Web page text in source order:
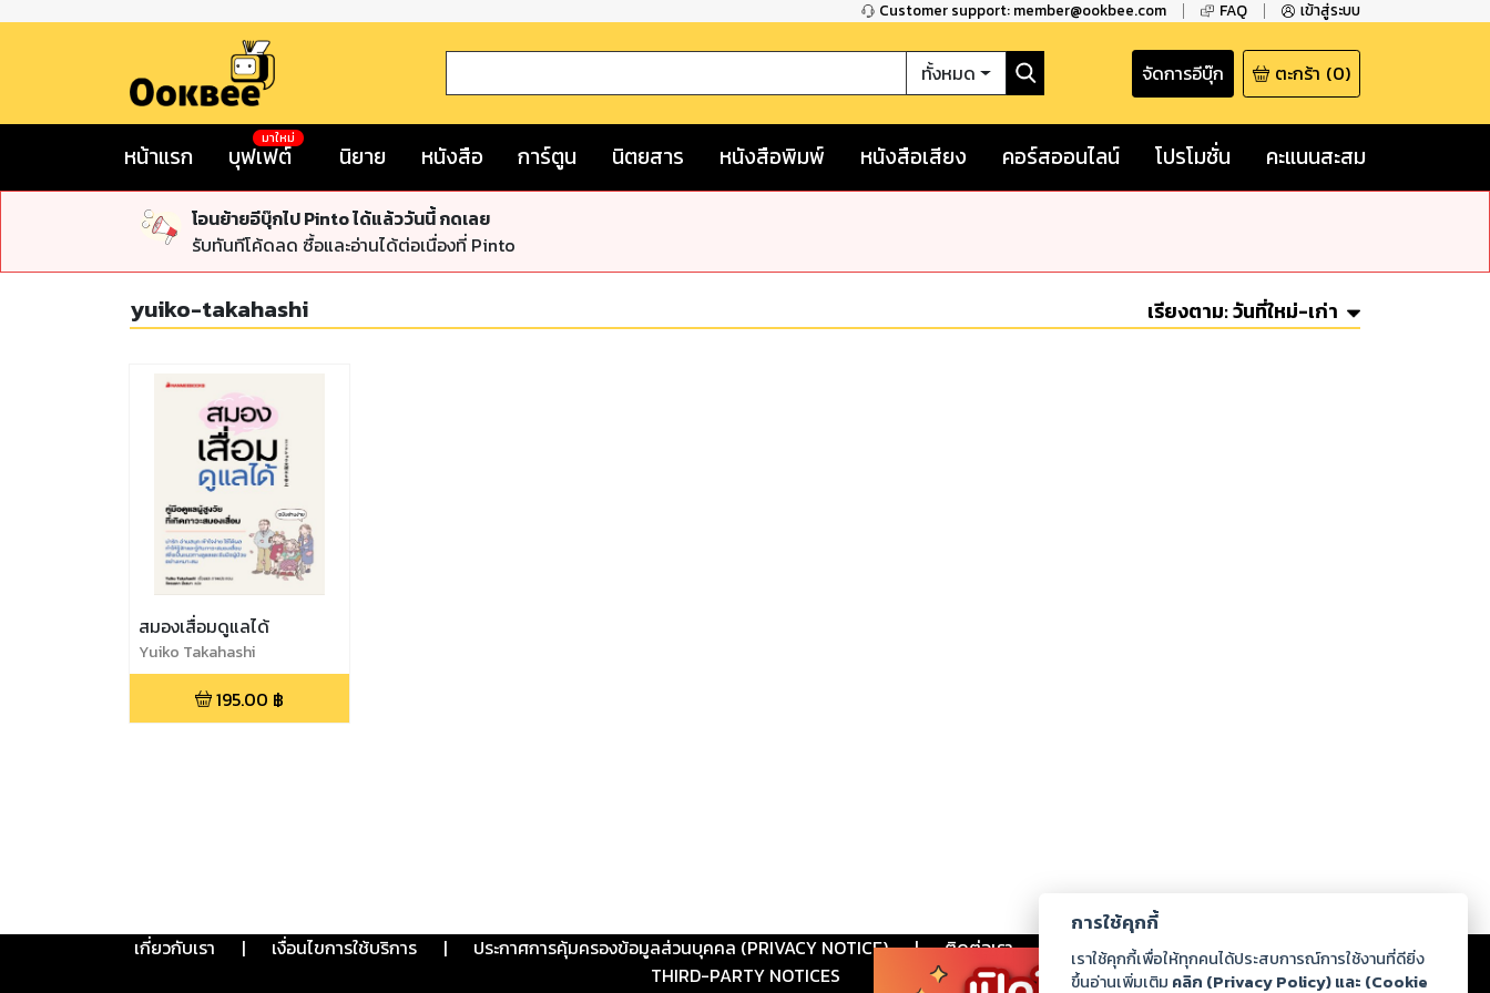
Customer support: member@ookbee.com FAQ เข้าสู่ระบบ
ทั้งหมด จัดการอีบุ๊ก ตะกร้า (0)
หน้าแรก บุฟเฟต์
มาใหม่
นิยาย หนังสือ การ์ตูน นิตยสาร หนังสือพิมพ์ หนังสือเสียง คอร์สออนไลน์ โปรโมชั่น คะแนนสะสม
โอนย้ายอีบุ๊กไป Pinto ได้แล้ววันนี้ กดเลย
รับทันทีโค้ดลด ซื้อและอ่านได้ต่อเนื่องที่ Pinto
yuiko-takahashi เรียงตาม:วันที่ใหม่-เก่า
สมองเสื่อมดูแลได้
Yuiko Takahashi
195.00 ฿
เกี่ยวกับเรา | เงื่อนไขการใช้บริการ | ประกาศการคุ้มครองข้อมูลส่วนบุคคล (PRIVACY NOTICE) | ติดต่อเรา ร่วมงานกับเรา ดาวน์โหลด
THIRD-PARTY NOTICES
การใช้คุกกี้
เราใช้คุกกี้เพื่อให้ทุกคนได้ประสบการณ์การใช้งานที่ดียิ่ง
ขึ้นอ่านเพิ่มเติม คลิก (Privacy Policy) และ (Cookie